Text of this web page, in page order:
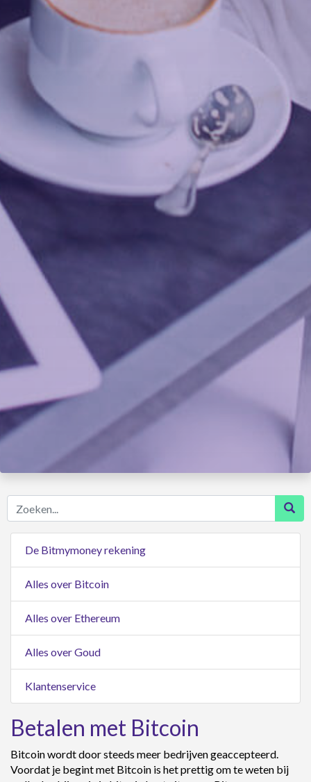
Zoeken...
De Bitmymoney rekening
Alles over Bitcoin
Alles over Ethereum
Alles over Goud
Klantenservice
Betalen met Bitcoin
Bitcoin wordt door steeds meer bedrijven geaccepteerd.
Voordat je begint met Bitcoin is het prettig om te weten bij